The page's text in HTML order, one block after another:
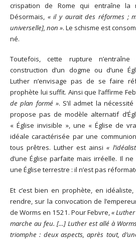
crispation de Rome qui entraîne la
Désormais, « il y aurait des réformes ;
universelle], non ». Le schisme est
né.
Toutefois, cette rupture
construction d’un dogme ou d’une
Luther n’envisage pas de se faire
prophète lui suffit. Ainsi que l’affirme
de plan formé ». S’il admet la
propose pas de modèle alternatif
« Église invisible », une « Église de
idéale caractérisée par une
tous prêtres. Luther est ainsi«
d’une Église parfaite mais irréelle. Il
une Église terrestre : il n’est pas
Et c’est bien en prophète, en
rendre, sur la convocation de
de Worms en 1521. Pour Febvre,«
marche au feu. […] Luther est allé à
triomphe : deux aspects, après tout,